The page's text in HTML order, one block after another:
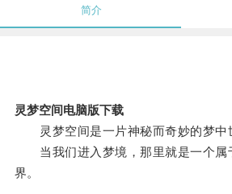
简介
灵梦空间电脑版下载
灵梦空间是一片神秘而奇妙的梦中
当我们进入梦境，那里就是一个属
界。